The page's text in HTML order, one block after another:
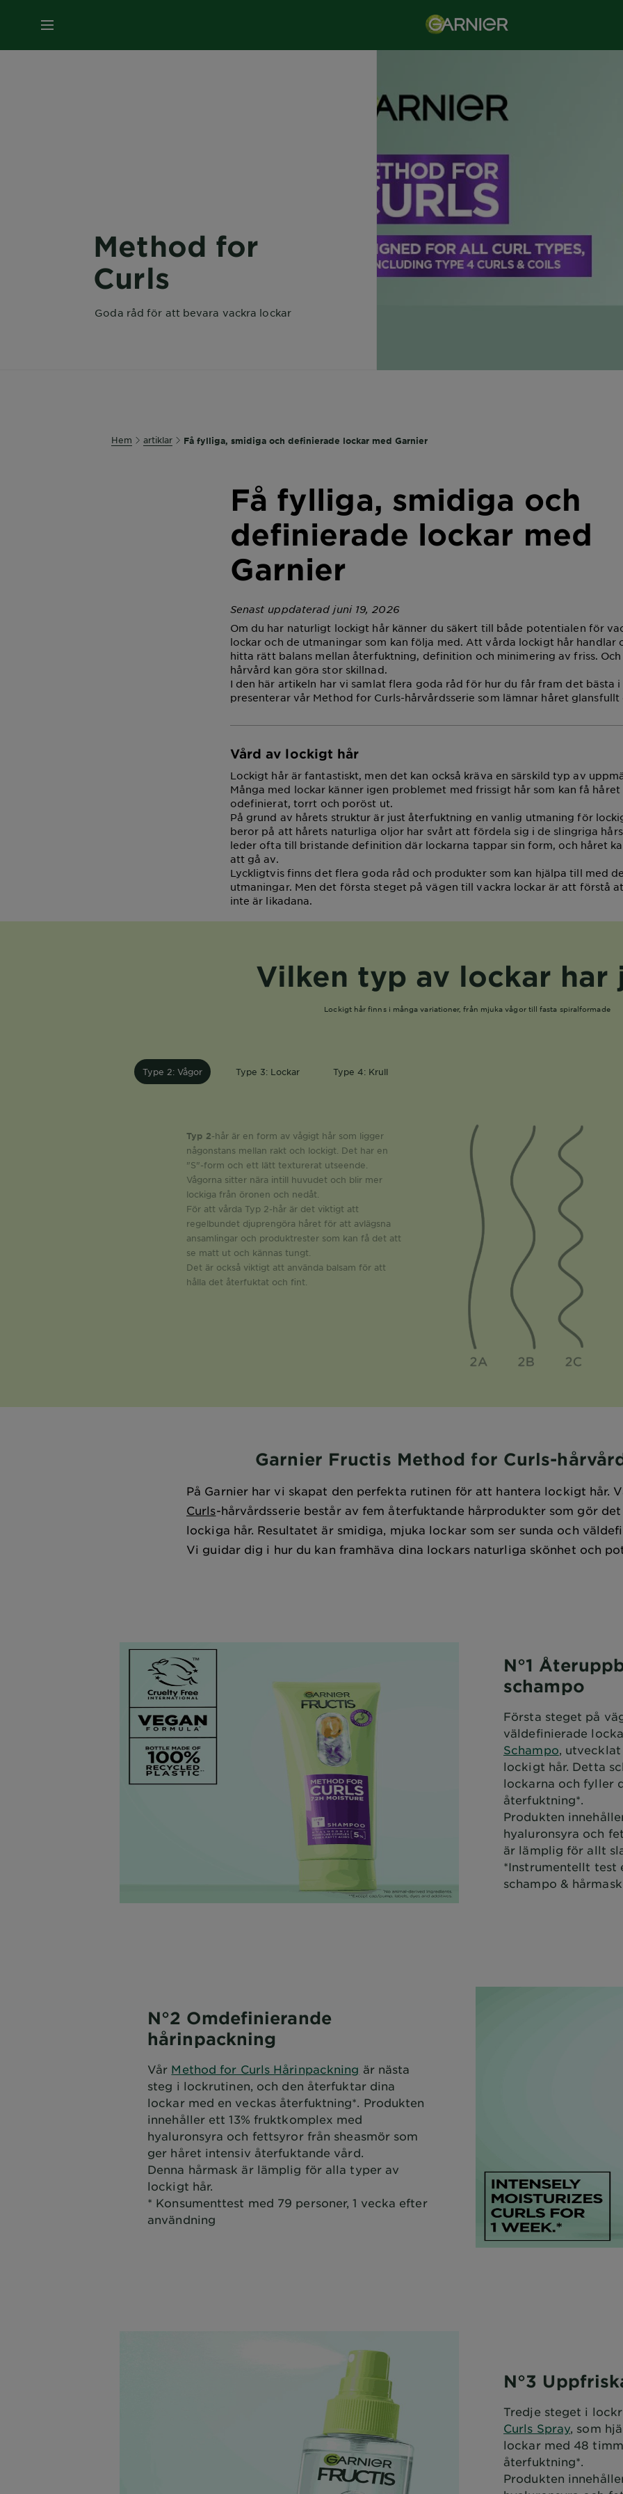
MENY
Method for
Curls
Goda råd för att bevara vackra lockar
Hem artiklar Få fylliga, smidiga och definierade lockar med Garnier
Få fylliga, smidiga och
definierade lockar med
Garnier
Senast uppdaterad juni 19, 2026
Om du har naturligt lockigt hår känner du säkert till både potentialen för
lockar och de utmaningar som kan följa med. Att vårda lockigt hår handlar
hitta rätt balans mellan återfuktning, definition och minimering av friss.
hårvård kan göra stor skillnad.
I den här artikeln har vi samlat flera goda råd för hur du får fram det bästa i
presenterar vår Method for Curls-hårvårdsserie som lämnar håret
Vård av lockigt hår
Lockigt hår är fantastiskt, men det kan också kräva en särskild typ av
Många med lockar känner igen problemet med frissigt hår som kan få håret
odefinierat, torrt och poröst ut.
På grund av hårets struktur är just återfuktning en vanlig utmaning för
beror på att hårets naturliga oljor har svårt att fördela sig i de slingriga
leder ofta till bristande definition där lockarna tappar sin form, och håret
att gå av.
Lyckligtvis finns det flera goda råd och produkter som kan hjälpa till med
utmaningar. Men det första steget på vägen till vackra lockar är att förstå
inte är likadana.
Vilken typ av lockar har
Lockigt hår finns i många variationer, från mjuka vågor till fasta spiralformade
Type 2: Vågor Type 3: Lockar Type 4: Krull
Typ 2-hår är en form av vågigt hår som ligger
någonstans mellan rakt och lockigt. Det har en
"S"-form och ett lätt texturerat utseende.
Vågorna sitter nära intill huvudet och blir mer
lockiga från öronen och nedåt.
För att vårda Typ 2-hår är det viktigt att
regelbundet djuprengöra håret för att avlägsna
ansamlingar och produktrester som kan få det att
se matt ut och kännas tungt.
Det är också viktigt att använda balsam för att
hålla det återfuktat och fint.
Garnier Fructis Method for Curls-
På Garnier har vi skapat den perfekta rutinen för att hantera lockigt hår.
Curls-hårvårdsserie består av fem återfuktande hårprodukter som gör
lockiga hår. Resultatet är smidiga, mjuka lockar som ser sunda och
Vi guidar dig i hur du kan framhäva dina lockars naturliga skönhet och
N°1
schampo
Första steget på
väldefinierade
Schampo ,
lockigt hår. Detta
lockarna och fyller
återfuktning*.
Produkten
hyaluronsyra och
är lämplig för allt
*Instrumentellt test
schampo & hårmask
N°2 Omdefinierande
hårinpackning
Vår Method for Curls Hårinpackning är nästa
steg i lockrutinen, och den återfuktar dina
lockar med en veckas återfuktning*. Produkten
innehåller ett 13% fruktkomplex med
hyaluronsyra och fettsyror från sheasmör som
ger håret intensiv återfuktande vård.
Denna hårmask är lämplig för alla typer av
lockigt hår.
* Konsumenttest med 79 personer, 1 vecka efter
användning
N°3
Tredje steget i
Curls Spray , som
lockar med 48
återfuktning*.
Produkten